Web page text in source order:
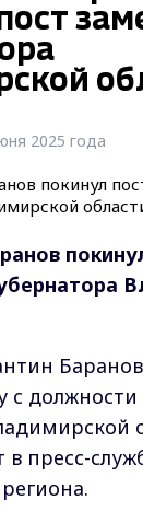
2025 года
с
пресс-